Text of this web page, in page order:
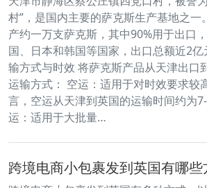
村”，是国内主要的萨克斯生产基地之一
产约一万支萨克斯，其中90%用于出口
国、日本和韩国等国家，出口总额近2
输方式与时效 将萨克斯产品从天津出口
运输方式：​ 空运：​适用于对时效要求较
言，空运从天津到英国的运输时间约为
运：​适用于大批量…
跨境电商小包裹发到英国有哪些